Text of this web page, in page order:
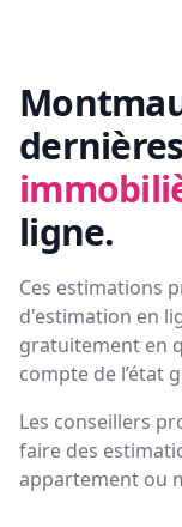
dernières
ligne.
Ces estimations
d'estimation en
gratuitement en
compte de l’état
Les conseillers
faire des
appartement ou